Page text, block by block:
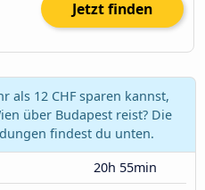
Jetzt finden
als 12 CHF sparen kannst,
über Budapest reist? Die
findest du unten.
20h 55min